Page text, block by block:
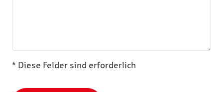
* Diese Felder sind erforderlich